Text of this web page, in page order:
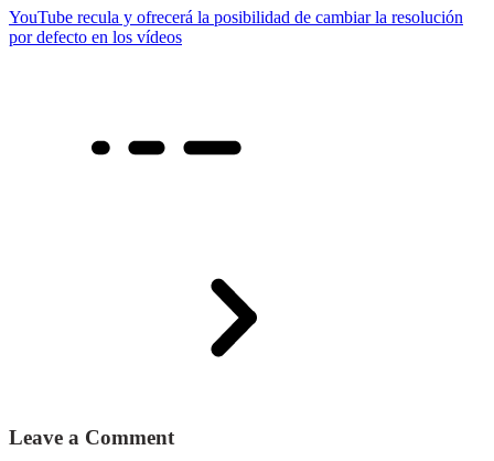
YouTube recula y ofrecerá la posibilidad de cambiar la resolución
por defecto en los vídeos
Leave a Comment